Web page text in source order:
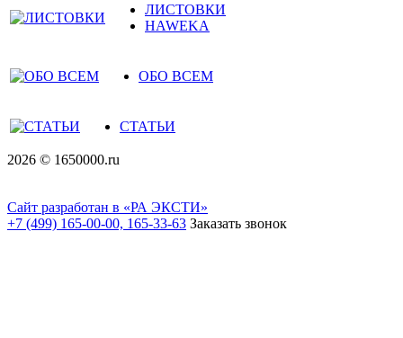
ЛИСТОВКИ
HAWEKA
ОБО ВСЕМ
СТАТЬИ
2026 © 1650000.ru
Сайт разработан в «РА ЭКСТИ»
+7 (499) 165-00-00, 165-33-63 Заказать звонок